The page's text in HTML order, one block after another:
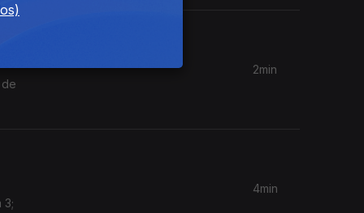
2min
3;
4min